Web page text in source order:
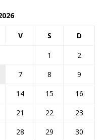
V S D
1
2
7 8
9
14 15
16
21 22
23
28 29
30